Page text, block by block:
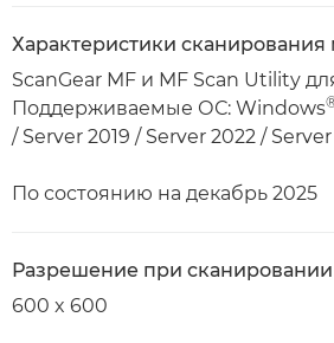
Характеристики
ScanGear MF и MF Scan Utility
Поддерживаемые ОС: Windows
/ Server 2019 / Server 2022 /
По состоянию на декабрь 2025
Разрешение при
600 x 600